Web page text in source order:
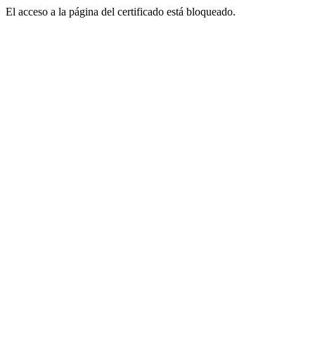
El acceso a la página del certificado está bloqueado.